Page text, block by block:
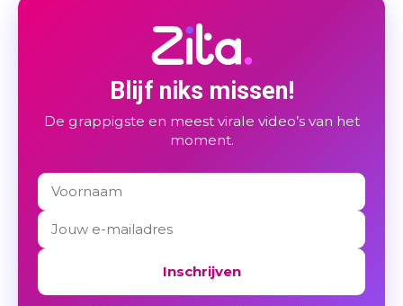
Blijf niks missen!
De grappigste en meest virale video’s van het
moment.
Inschrijven